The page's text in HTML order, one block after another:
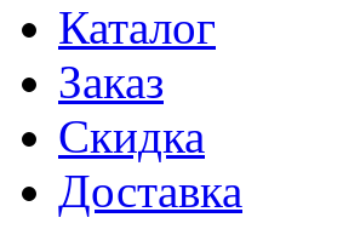
Каталог
Заказ
Скидка
Доставка